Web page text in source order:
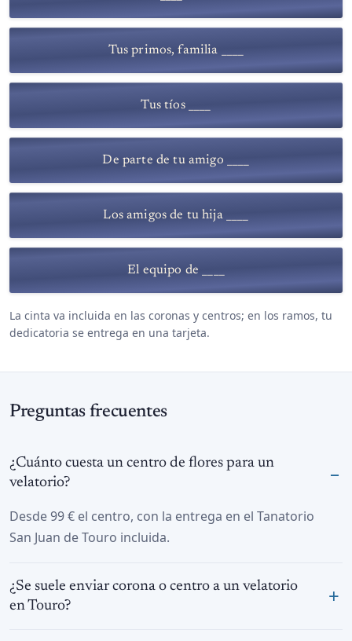
Tus primos, familia ____
Tus tíos ____
De parte de tu amigo ____
Los amigos de tu hija ____
El equipo de ____
La cinta va incluida en las coronas y centros; en los ramos, tu
dedicatoria se entrega en una tarjeta.
Preguntas frecuentes
¿Cuánto cuesta un centro de flores para un
velatorio?
Desde 99 € el centro, con la entrega en el Tanatorio
San Juan de Touro incluida.
¿Se suele enviar corona o centro a un velatorio
en Touro?